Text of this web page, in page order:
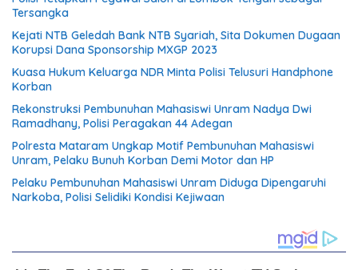
Tersangka
Kejati NTB Geledah Bank NTB Syariah, Sita Dokumen Dugaan
Korupsi Dana Sponsorship MXGP 2023
Kuasa Hukum Keluarga NDR Minta Polisi Telusuri Handphone
Korban
Rekonstruksi Pembunuhan Mahasiswi Unram Nadya Dwi
Ramadhany, Polisi Peragakan 44 Adegan
Polresta Mataram Ungkap Motif Pembunuhan Mahasiswi
Unram, Pelaku Bunuh Korban Demi Motor dan HP
Pelaku Pembunuhan Mahasiswi Unram Diduga Dipengaruhi
Narkoba, Polisi Selidiki Kondisi Kejiwaan